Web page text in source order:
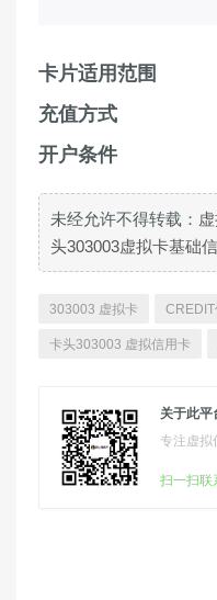
卡片适用范围
充值方式
开户条件
未经允许不得转载：
头303003虚拟卡基础
303003 虚拟卡 CREDIT
卡头303003 虚拟信用卡
关于此平
专注虚拟
扫一扫联